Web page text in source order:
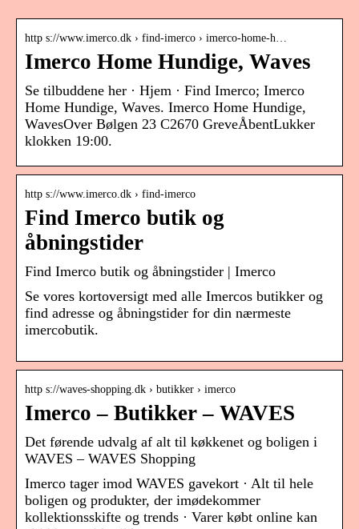
http s://www.imerco.dk › find-imerco › imerco-home-h…
Imerco Home Hundige, Waves
Se tilbuddene her · Hjem · Find Imerco; Imerco
Home Hundige, Waves. Imerco Home Hundige,
WavesOver Bølgen 23 C2670 GreveÅbentLukker
klokken 19:00.
http s://www.imerco.dk › find-imerco
Find Imerco butik og
åbningstider
Find Imerco butik og åbningstider | Imerco
Se vores kortoversigt med alle Imercos butikker og
find adresse og åbningstider for din nærmeste
imercobutik.
http s://waves-shopping.dk › butikker › imerco
Imerco – Butikker – WAVES
Det førende udvalg af alt til køkkenet og boligen i
WAVES – WAVES Shopping
Imerco tager imod WAVES gavekort · Alt til hele
boligen og produkter, der imødekommer
kollektionsskifte og trends · Varer købt online kan